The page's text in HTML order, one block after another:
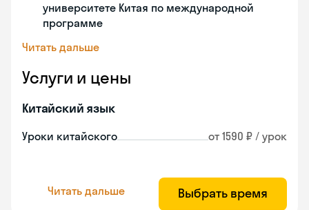
университете Китая по международной
программе
Читать дальше
Услуги и цены
Китайский язык
Уроки китайского от 1590 ₽ / урок
Читать дальше Выбрать время